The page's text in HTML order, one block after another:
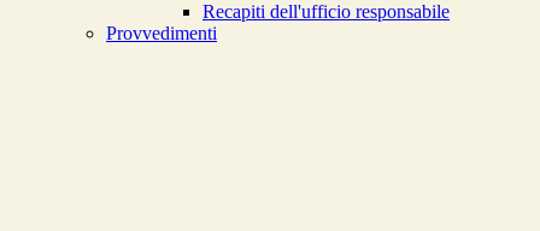
Recapiti dell'ufficio responsabile
Provvedimenti